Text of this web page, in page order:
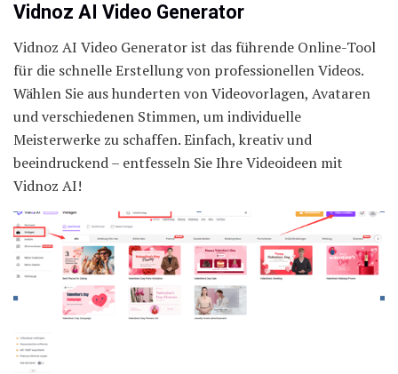
Vidnoz AI Video Generator
Vidnoz AI Video Generator ist das führende Online-Tool
für die schnelle Erstellung von professionellen Videos.
Wählen Sie aus hunderten von Videovorlagen, Avataren
und verschiedenen Stimmen, um individuelle
Meisterwerke zu schaffen. Einfach, kreativ und
beeindruckend – entfesseln Sie Ihre Videoideen mit
Vidnoz AI!